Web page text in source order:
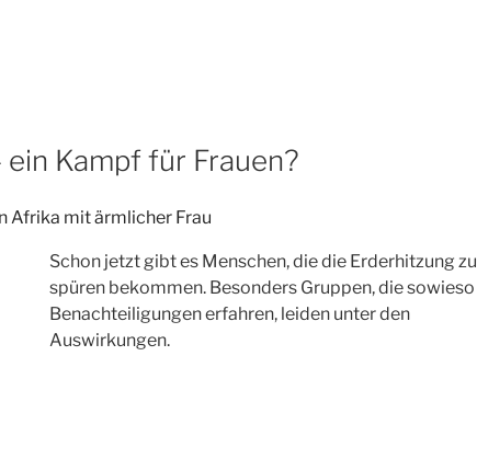
Kampf für Frauen?
Schon jetzt gibt es Menschen, die die Erderhitzung zu
spüren bekommen. Besonders Gruppen, die sowieso
Benachteiligungen erfahren, leiden unter den
Auswirkungen.